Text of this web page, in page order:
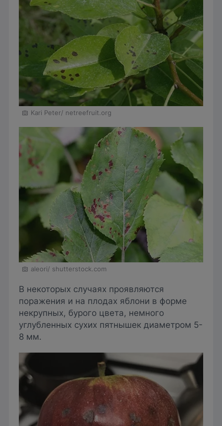
Kari Peter/ netreefruit.org
aleori/ shutterstock.com
В некоторых случаях проявляются
поражения и на плодах яблони в форме
некрупных, бурого цвета, немного
углубленных сухих пятнышек диаметром 5-
8 мм.